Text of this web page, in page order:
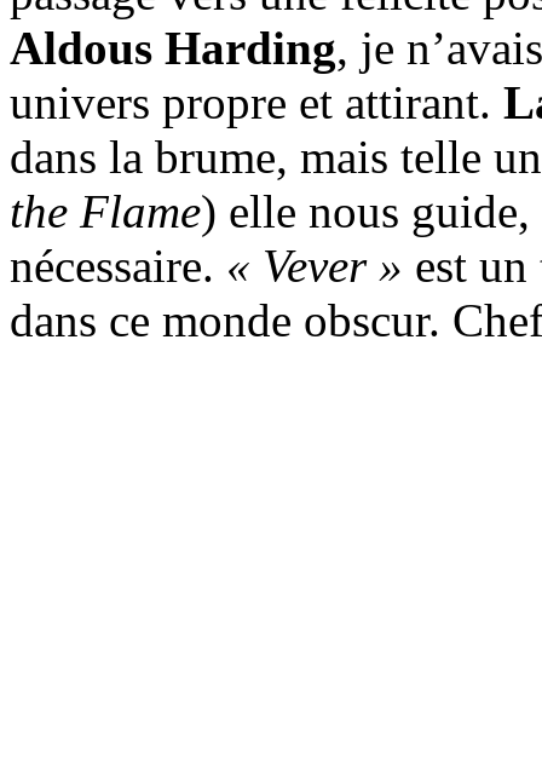
Aldous Harding, je
univers propre et attirant.
dans la brume, mais telle
the Flame) elle nous
nécessaire. « Vever » est
dans ce monde obscur.